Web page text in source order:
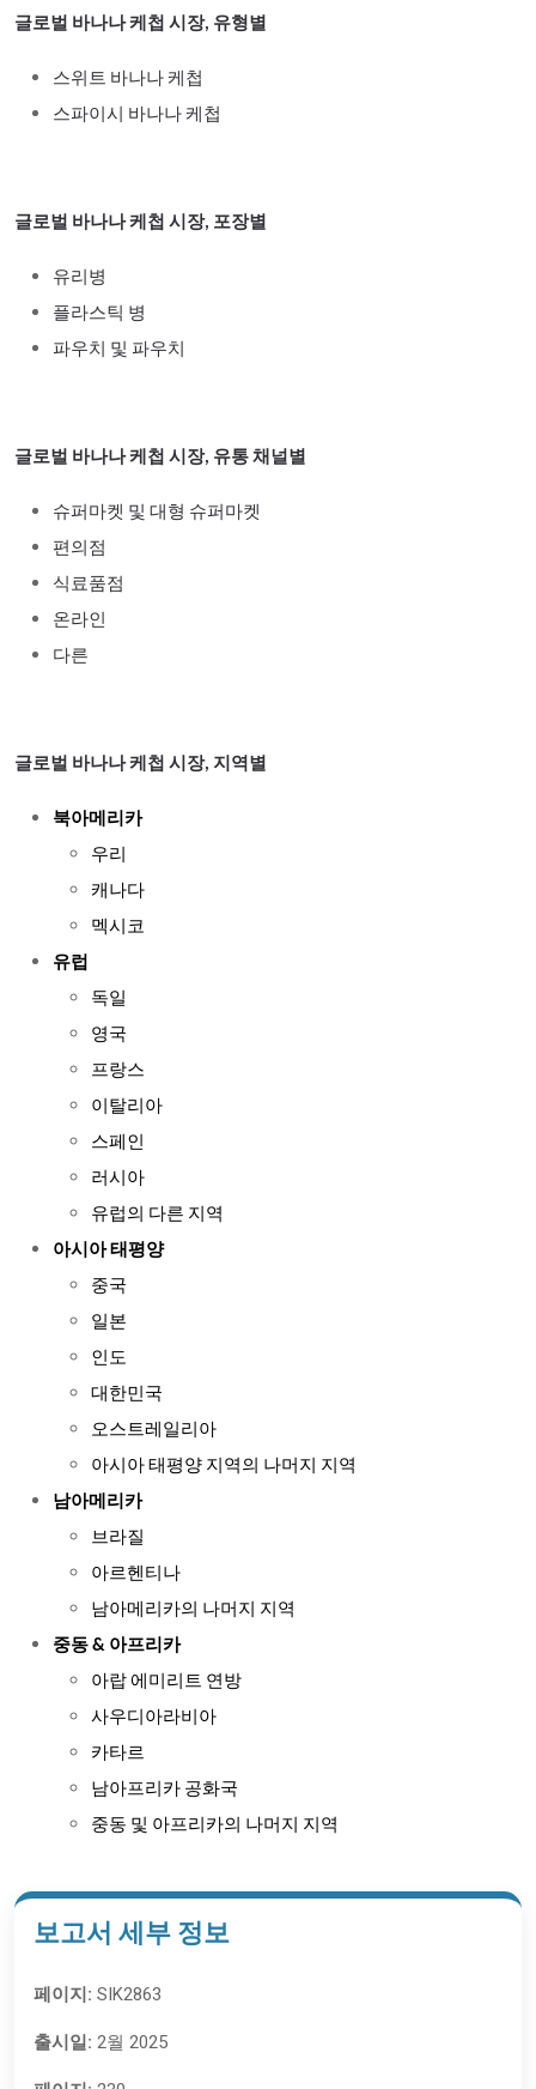
글로벌 바나나 케첩 시장, 유형별
스위트 바나나 케첩
스파이시 바나나 케첩
글로벌 바나나 케첩 시장, 포장별
유리병
플라스틱 병
파우치 및 파우치
글로벌 바나나 케첩 시장, 유통 채널별
슈퍼마켓 및 대형 슈퍼마켓
편의점
식료품점
온라인
다른
글로벌 바나나 케첩 시장, 지역별
북아메리카
우리
캐나다
멕시코
유럽
독일
영국
프랑스
이탈리아
스페인
러시아
유럽의 다른 지역
아시아 태평양
중국
일본
인도
대한민국
오스트레일리아
아시아 태평양 지역의 나머지 지역
남아메리카
브라질
아르헨티나
남아메리카의 나머지 지역
중동 & 아프리카
아랍 에미리트 연방
사우디아라비아
카타르
남아프리카 공화국
중동 및 아프리카의 나머지 지역
보고서 세부 정보
페이지: SIK2863
출시일: 2월 2025